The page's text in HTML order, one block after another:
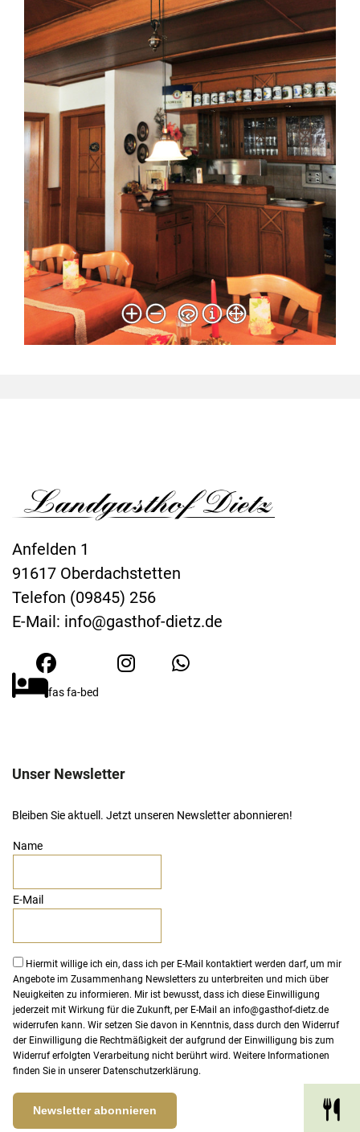
Anfelden 1
91617 Oberdachstetten
Telefon (09845) 256
E-Mail: info@gasthof-dietz.de
fas fa-bed
Unser Newsletter
Bleiben Sie aktuell. Jetzt unseren Newsletter abonnieren!
Name
E-Mail
Hiermit willige ich ein, dass ich per E-Mail kontaktiert werden darf, um mir
Angebote im Zusammenhang Newsletters zu unterbreiten und mich über
Neuigkeiten zu informieren. Mir ist bewusst, dass ich diese Einwilligung
jederzeit mit Wirkung für die Zukunft, per E-Mail an info@gasthof-dietz.de
widerrufen kann. Wir setzen Sie davon in Kenntnis, dass durch den Widerruf
der Einwilligung die Rechtmäßigkeit der aufgrund der Einwilligung bis zum
Widerruf erfolgten Verarbeitung nicht berührt wird. Weitere Informationen
finden Sie in unserer Datenschutzerklärung.